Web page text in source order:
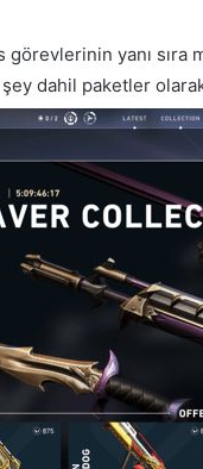
görevlerinin yanı
dahil paketler